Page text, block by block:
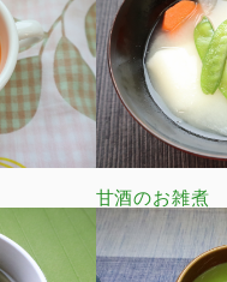
甘酒のお雑煮